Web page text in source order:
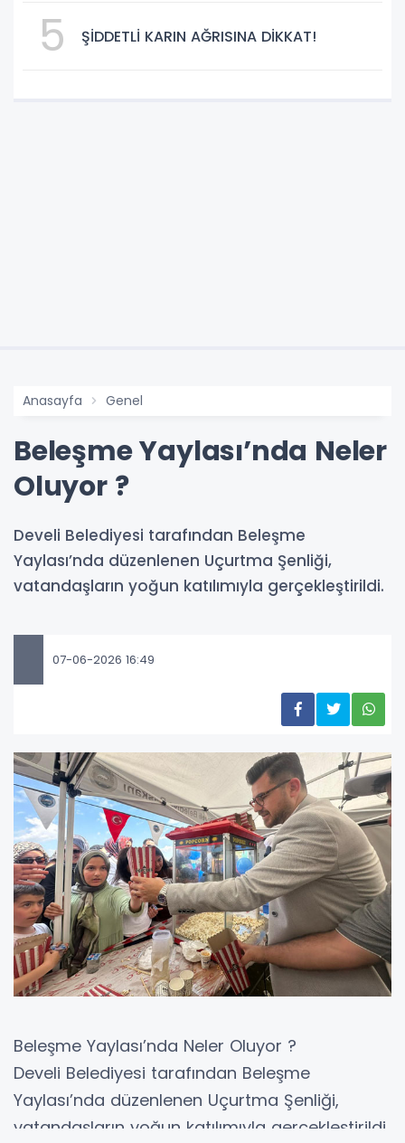
5 ŞİDDETLİ KARIN AĞRISINA DİKKAT!
Anasayfa Genel
Beleşme Yaylası’nda Neler
Oluyor ?
Develi Belediyesi tarafından Beleşme
Yaylası’nda düzenlenen Uçurtma Şenliği,
vatandaşların yoğun katılımıyla gerçekleştirildi.
07-06-2026 16:49
Beleşme Yaylası’nda Neler Oluyor ?
Develi Belediyesi tarafından Beleşme
Yaylası’nda düzenlenen Uçurtma Şenliği,
vatandaşların yoğun katılımıyla gerçekleştirildi.